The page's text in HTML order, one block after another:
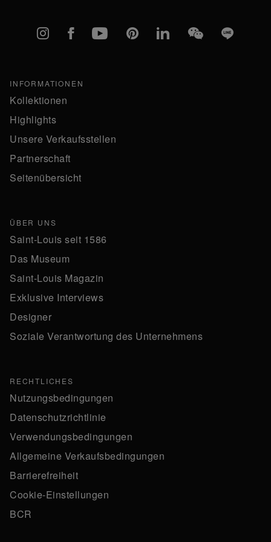
Instagram
FacebookYouTubePinterestlinkedInWeChatLine
INFORMATIONEN
Kollektionen
Highlights
Unsere Verkaufsstellen
Partnerschaft
Seitenübersicht
ÜBER UNS
Saint-Louis seit 1586
Das Museum
Saint-Louis Magazin
Exklusive Interviews
Designer
Soziale Verantwortung des Unternehmens
RECHTLICHES
Nutzungsbedingungen
Datenschutzrichtlinie
Verwendungsbedingungen
Allgemeine Verkaufsbedingungen
Barrierefreiheit
Cookie-Einstellungen
BCR